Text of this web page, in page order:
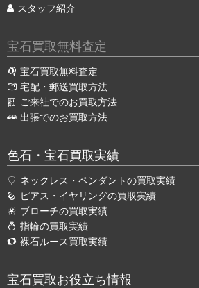
スタッフ紹介
宝石買取無料査定
宝石買取無料査定
宅配・郵送買取方法
ご来社でのお買取方法
出張でのお買取方法
色石・宝石買取実績
ネックレス・ペンダントの買取実績
ピアス・イヤリングの買取実績
ブローチの買取実績
指輪の買取実績
裸石ルース買取実績
宝石買取お役立ち情報